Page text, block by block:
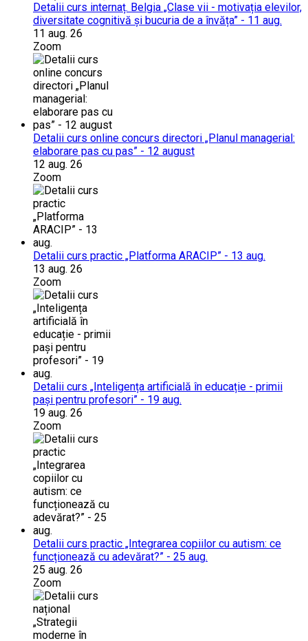
Detalii curs internaț. Belgia „Clase vii - motivația elevilor,
diversitate cognitivă și bucuria de a învăța” - 11 aug.
11 aug. 26
Zoom
Detalii curs online concurs directori „Planul managerial:
elaborare pas cu pas” - 12 august
12 aug. 26
Zoom
Detalii curs practic „Platforma ARACIP” - 13 aug.
13 aug. 26
Zoom
Detalii curs „Inteligența artificială în educație - primii
pași pentru profesori” - 19 aug.
19 aug. 26
Zoom
Detalii curs practic „Integrarea copiilor cu autism: ce
funcționează cu adevărat?” - 25 aug.
25 aug. 26
Zoom